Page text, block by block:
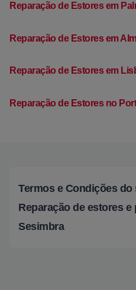
Reparação de Estores em
Reparação de Estores em
Reparação de Estores em
Reparação de Estores no
Termos e Condições do
Reparação de estores e
Sesimbra